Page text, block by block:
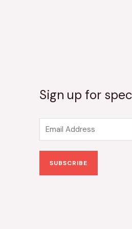
Sign up for
m
a
SUBSCRIBE